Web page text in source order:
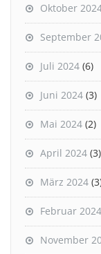
Oktober
September
Juli 2024 (6)
Juni 2024 (3)
Mai 2024 (2)
April 2024 (3)
März 2024
Februar 2024
November